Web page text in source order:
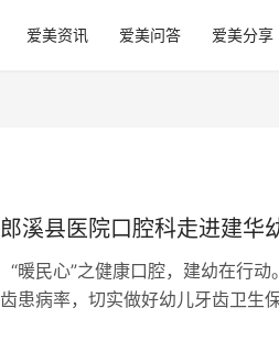
爱美资讯 爱美问答 爱美分享
郎溪县医院口腔科走进建华
“暖民心”之健康口腔，建幼在行
齿患病率，切实做好幼儿牙齿卫生